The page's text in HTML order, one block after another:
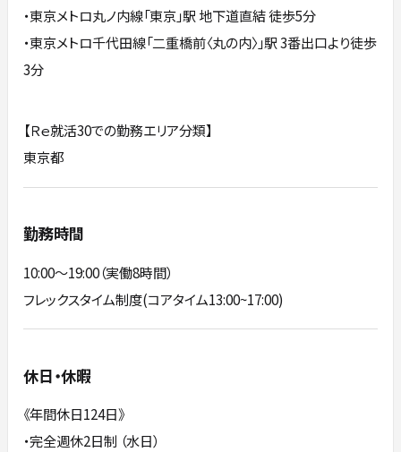
・東京メトロ丸ノ内線「東京」駅 地下道直結 徒歩5分
・東京メトロ千代田線「二重橋前〈丸の内〉」駅 3番出口より徒歩
3分
【Ｒｅ就活30での勤務エリア分類】
東京都
勤務時間
10:00～19:00（実働8時間）
フレックスタイム制度(コアタイム13:00~17:00)
休日・休暇
《年間休日124日》
・完全週休2日制 （水日）